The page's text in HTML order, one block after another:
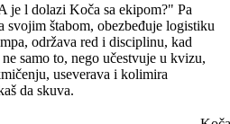
je l dolazi Koča sa ekipom?" Pa
svojim štabom, obezbeđuje logistiku
održava red i disciplinu, kad
samo to, nego učestvuje u kvizu,
useverava i kolimira
da skuva.